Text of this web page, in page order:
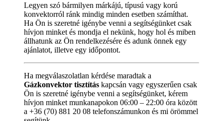
Legyen szó bármilyen márkájú, típusú vagy korú
konvektorról ránk mindig minden esetben számíthat.
Ha Ön is szeretné igénybe venni a segítségünket csak
hívjon minket és mondja el nekünk, hogy hol és miben
állhatunk az Ön rendelkezésére és adunk önnek egy
ajánlatot, illetve egy időpontot.
Ha megválaszolatlan kérdése maradtak a
Gázkonvektor tisztítás kapcsán vagy egyszerűen csak
Ön is szeretné igénybe venni a segítségünket, kérem
hívjon minket munkanapokon 06:00 – 22:00 óra között
a +36 (70) 881 20 08 telefonszámunkon és mi örömmel